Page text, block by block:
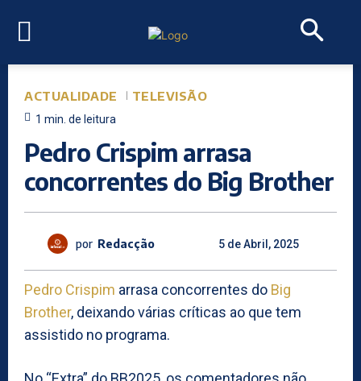
ACTUALIDADE TELEVISÃO
1 min. de leitura
Pedro Crispim arrasa
concorrentes do Big Brother
por Redacção 5 de Abril, 2025
Pedro Crispim arrasa concorrentes do Big
Brother, deixando várias críticas ao que tem
assistido no programa.